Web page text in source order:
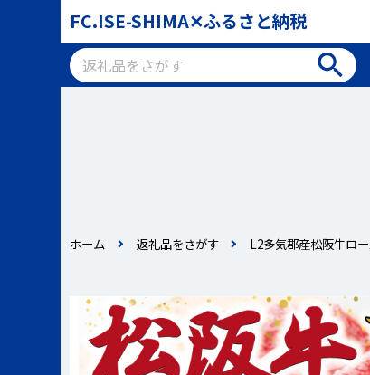
FC.ISE-SHIMA✕ふるさと納税
ホーム 返礼品をさがす L2多気郡産松阪牛ロ